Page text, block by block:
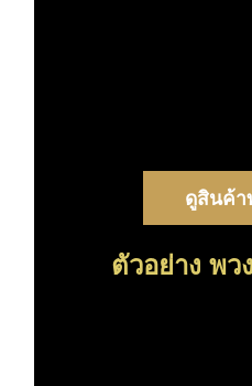
ดูสินค้า
ตัวอย่าง พว